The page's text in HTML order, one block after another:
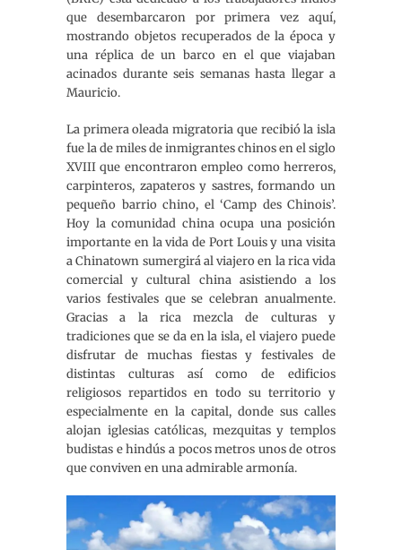
que desembarcaron por primera vez aquí,
mostrando objetos recuperados de la época y
una réplica de un barco en el que viajaban
acinados durante seis semanas hasta llegar a
Mauricio.
La primera oleada migratoria que recibió la isla
fue la de miles de inmigrantes chinos en el siglo
XVIII que encontraron empleo como herreros,
carpinteros, zapateros y sastres, formando un
pequeño barrio chino, el ‘Camp des Chinois’.
Hoy la comunidad china ocupa una posición
importante en la vida de Port Louis y una visita
a Chinatown sumergirá al viajero en la rica vida
comercial y cultural china asistiendo a los
varios festivales que se celebran anualmente.
Gracias a la rica mezcla de culturas y
tradiciones que se da en la isla, el viajero puede
disfrutar de muchas fiestas y festivales de
distintas culturas así como de edificios
religiosos repartidos en todo su territorio y
especialmente en la capital, donde sus calles
alojan iglesias católicas, mezquitas y templos
budistas e hindús a pocos metros unos de otros
que conviven en una admirable armonía.